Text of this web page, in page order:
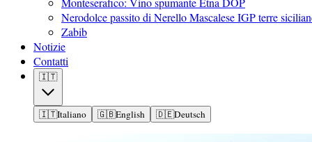
Nerodolce passito di Nerello Mascalese IGP terre
Zabib
Notizie
Contatti
🇮🇹
🇮🇹Italiano 🇬🇧English 🇩🇪Deutsch